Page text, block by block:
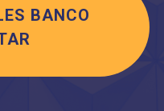
BANCO